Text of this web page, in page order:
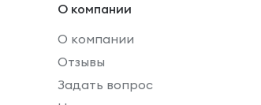
О компании
О компании
Отзывы
Задать вопрос